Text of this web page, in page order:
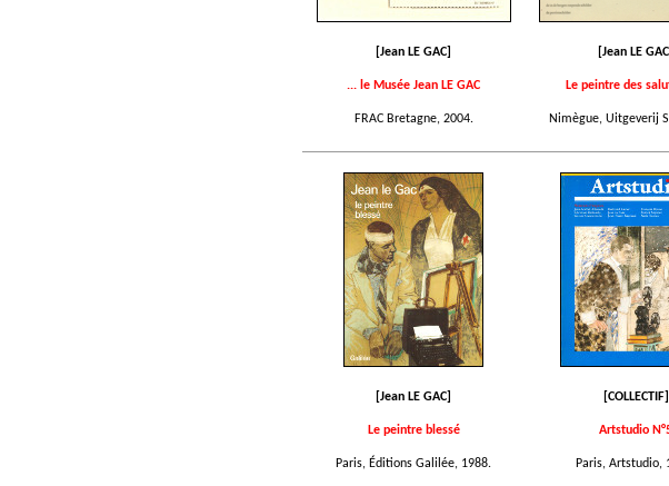
[Jean LE GAC]
... le Musée Jean LE GAC
FRAC Bretagne, 2004.
[Jean LE
Le peintre des
Nimègue, Uitgeverij
[Jean LE GAC]
Le peintre blessé
Paris, Éditions Galilée, 1988.
[COLLECTIF]
Artstudio
Paris, Artstudio,